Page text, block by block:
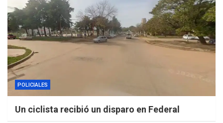
POLICIALES
Un ciclista recibió un disparo en Federal